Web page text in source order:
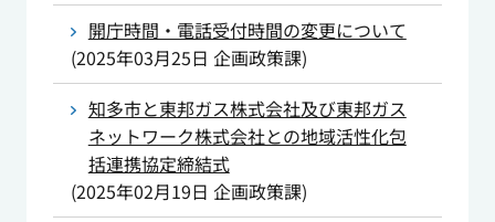
開庁時間・電話受付時間の変更について
(2025年03月25日 企画政策課)
知多市と東邦ガス株式会社及び東邦ガス
ネットワーク株式会社との地域活性化包
括連携協定締結式
(2025年02月19日 企画政策課)